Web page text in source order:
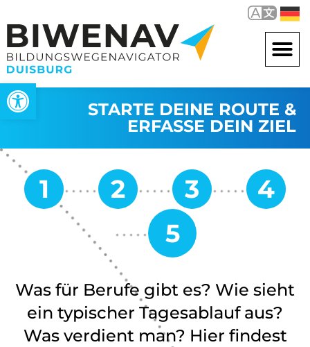
Werkzeugleiste öffnen
STARTE DEINE ROUTE &
ERFASSE DEIN ZIEL
Was für Berufe gibt es? Wie sieht
ein typischer Tagesablauf aus?
Was verdient man? Hier findest